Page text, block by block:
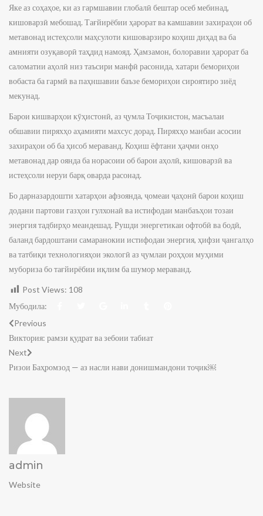
Яке аз соҳаҳое, ки аз гармшавии глобалӣ бештар осеб мебинад,
кишоварзӣ мебошад. Тағйирёбии ҳарорат ва камшавии захираҳои об
метавонад истеҳсоли маҳсулоти кишоварзиро коҳиш диҳад ва ба
амнияти озуқаворӣ таҳдид намояд. Ҳамзамон, болоравии ҳарорат ба
саломатии аҳолӣ низ таъсири манфӣ расонида, хатари бемориҳои
вобаста ба гармӣ ва паҳншавии баъзе бемориҳои сироятиро зиёд
мекунад.
Барои кишварҳои кӯҳистонӣ, аз ҷумла Тоҷикистон, масъалаи
обшавии пиряхҳо аҳамияти махсус дорад. Пиряхҳо манбаи асосии
захираҳои об ба ҳисоб мераванд. Коҳиш ёфтани ҳаҷми онҳо
метавонад дар оянда ба норасоии об барои аҳолӣ, кишоварзӣ ва
истеҳсоли неруи барқ оварда расонад.
Бо дарназардошти хатарҳои афзоянда, ҷомеаи ҷаҳонӣ барои коҳиш
додани партови газҳои гулхонаӣ ва истифодаи манбаъҳои тозаи
энергия тадбирҳо меандешад. Рушди энергетикаи офтобӣ ва бодӣ,
баланд бардоштани самаранокии истифодаи энергия, ҳифзи ҷангалҳо
ва татбиқи технологияҳои экологӣ аз ҷумлаи роҳҳои муҳими
мубориза бо тағйирёбии иқлим ба шумор мераванд.
Post Views: 108
Мубодила:
Previous
Виктория: рамзи қудрат ва зебоии табиат
Next
Ризои Баҳромзод — аз насли нави донишмандони тоҷик￼
admin
Website